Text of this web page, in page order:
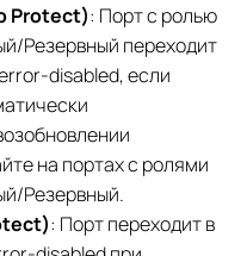
Protect): Порт с ролью
Резервный переходит
disabled, если
на портах с ролями
Резервный.
: Порт переходит в